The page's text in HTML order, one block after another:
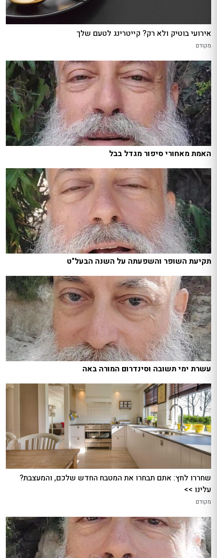
אירועי בוטיק ולא רק? קייטרינג לטעם שלך
מקודם
האמת מאחורי סיפור מגדל בבל
תקיעת השופר והשפעתה על השנה הבעל"ט
עשרת ימי תשובה וסינדרום המורה באה
שחררו לחץ: אתם תבחרו את המטבח החדש שלכם, והמעצבת?
עלינו >>
מקודם